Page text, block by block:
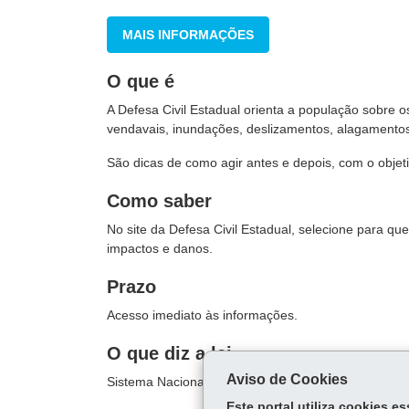
MAIS INFORMAÇÕES
O que é
A Defesa Civil Estadual orienta a população sobre
vendavais, inundações, deslizamentos,
São dicas de como agir antes e depois, com o
Como saber
No site da Defesa Civil Estadual, selecione para
impactos e danos.
Prazo
Acesso imediato às informações.
O que diz a lei
Sistema Nacional de Proteção e Defesa Civil,
Aviso de Cookies